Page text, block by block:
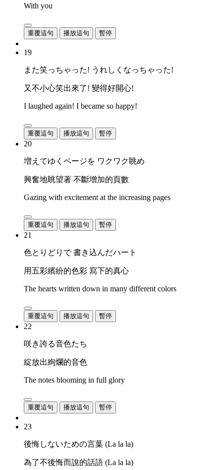
With you
重覆這句 播放這句 暫停
19
また笑っちゃった! うれしくなっちゃった!
又不小心笑出來了! 變得好開心!
I laughed again! I became so happy!
重覆這句 播放這句 暫停
20
増えてゆくページを ワクワク眺め
興奮地眺望著 不斷增加的頁數
Gazing with excitement at the increasing pages
重覆這句 播放這句 暫停
21
色とりどりで 書き込んだハート
用五彩繽紛的色彩 寫下的真心
The hearts written down in many different colors
重覆這句 播放這句 暫停
22
咲き誇る音色たち
綻放出絢爛的音色
The notes blooming in full glory
重覆這句 播放這句 暫停
23
後悔しないための言葉 (La la la)
為了不後悔而說的話語 (La la la)